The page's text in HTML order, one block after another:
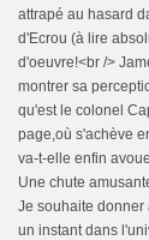
attrapé au hasard
d'Ecrou (à lire
d'oeuvre!<br />
montrer sa
qu'est le colonel
page,où s'achève
va-t-elle enfin
Une chute
Je souhaite donner
un instant dans